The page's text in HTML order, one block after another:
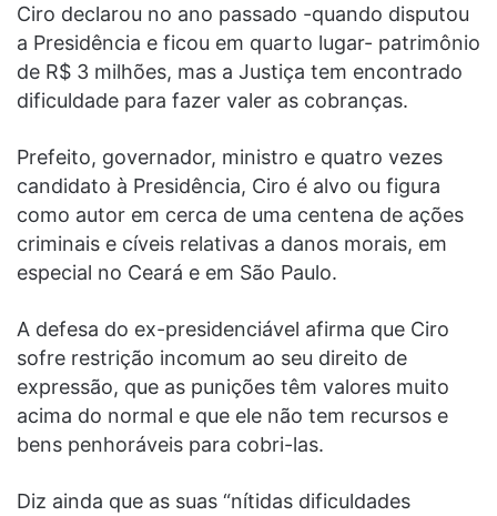
Ciro declarou no ano passado -quando disputou
a Presidência e ficou em quarto lugar- patrimônio
de R$ 3 milhões, mas a Justiça tem encontrado
dificuldade para fazer valer as cobranças.
Prefeito, governador, ministro e quatro vezes
candidato à Presidência, Ciro é alvo ou figura
como autor em cerca de uma centena de ações
criminais e cíveis relativas a danos morais, em
especial no Ceará e em São Paulo.
A defesa do ex-presidenciável afirma que Ciro
sofre restrição incomum ao seu direito de
expressão, que as punições têm valores muito
acima do normal e que ele não tem recursos e
bens penhoráveis para cobri-las.
Diz ainda que as suas “nítidas dificuldades